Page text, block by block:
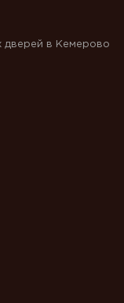
дверей в Кемерово